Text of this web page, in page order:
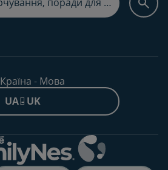
Країна - Мова
UA - UK